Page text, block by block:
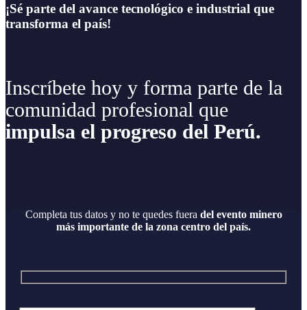
¡Sé parte del avance tecnológico e industrial que
transforma el país!
Inscríbete hoy y forma parte de la
comunidad profesional que
impulsa el progreso del Perú.
Completa tus datos y no te quedes fuera del evento minero
más importante de la zona centro del país.